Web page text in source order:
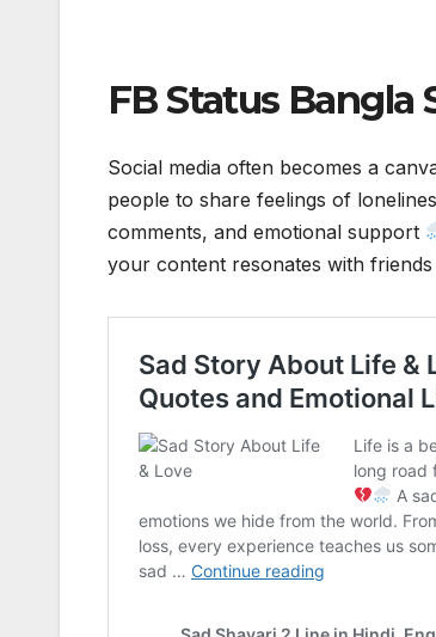
FB Status Bangla
Social media often becomes a
people to share feelings of
comments, and emotional support
your content resonates with